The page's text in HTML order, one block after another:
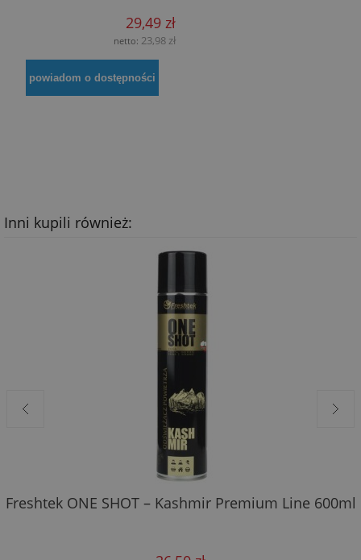
29,49 zł
netto: 23,98 zł
powiadom o dostępności
Inni kupili również:
Freshtek ONE SHOT – Kashmir Premium Line 600ml